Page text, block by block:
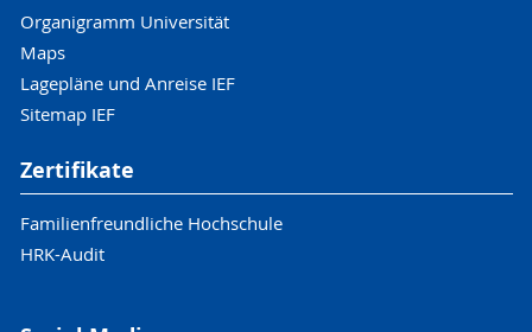
Organigramm Universität
Maps
Lagepläne und Anreise IEF
Sitemap IEF
Zertifikate
Familienfreundliche Hochschule
HRK-Audit